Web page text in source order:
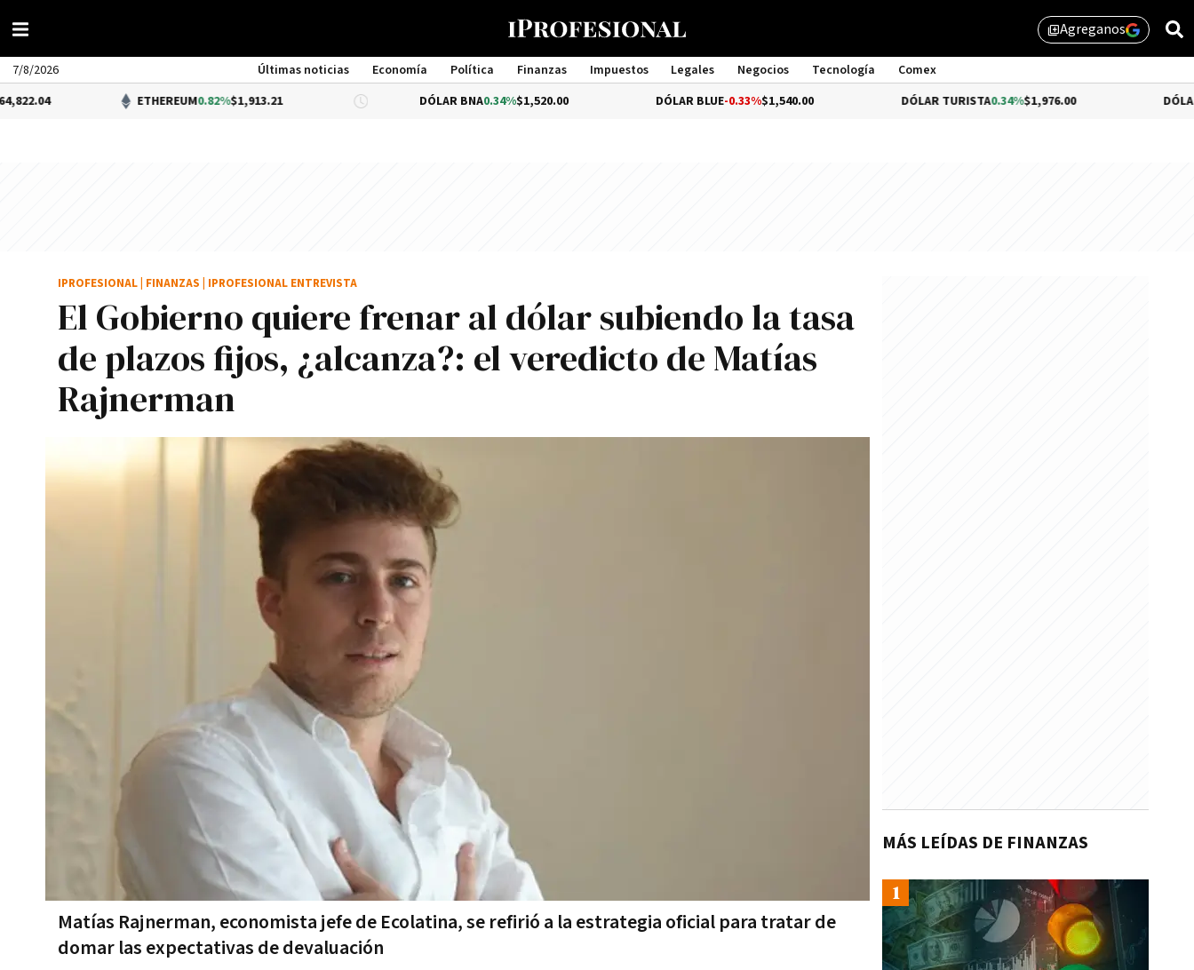
library_addAgreganos
7/8/2026 Últimas noticias Economía Política Finanzas Impuestos Legales Negocios Tecnología
Comex
Management
ETHEREUM0.82%$1,913.21 DÓLAR BNA 0.34%$1,520.00 -0.33%$1,540.00 DÓLAR TURISTA0.34%$1,976.00 -
El Gobierno quiere frenar al dólar subiendo la tasa
de plazos fijos, ¿alcanza?: el veredicto de Matías
Rajnerman
Matías Rajnerman, economista jefe de Ecolatina, se refirió a la estrategia oficial para tratar de
domar las expectativas de devaluación
IPROFESIONAL FINANZAS IPROFESIONAL ENTREVISTA
MÁS LEÍDAS DE FINANZAS